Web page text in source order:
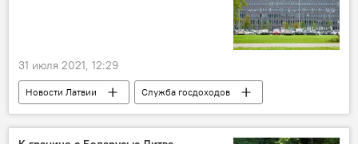
31 июля 2021, 12:29
Новости Латвии
Служба госдоходов
увольнения
сотрудники